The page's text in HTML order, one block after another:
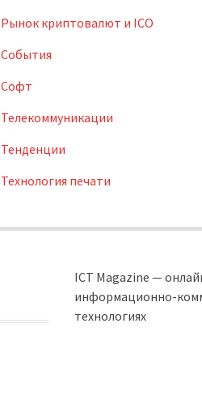
Рынок криптовалют и ICO
События
Софт
Телекоммуникации
Тенденции
Технология печати
ICT Magazine —
информационно-
технологиях